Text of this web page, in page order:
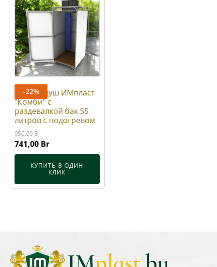
-22%
Летний душ ИМпласт
"Комби" с
раздевалкой бак 55
литров с подогревом
950,00Br
Первоначальная
цена
составляла
741,00 BrТекущая
цена:
741,00 Br.
КУПИТЬ В ОДИН
КЛИК